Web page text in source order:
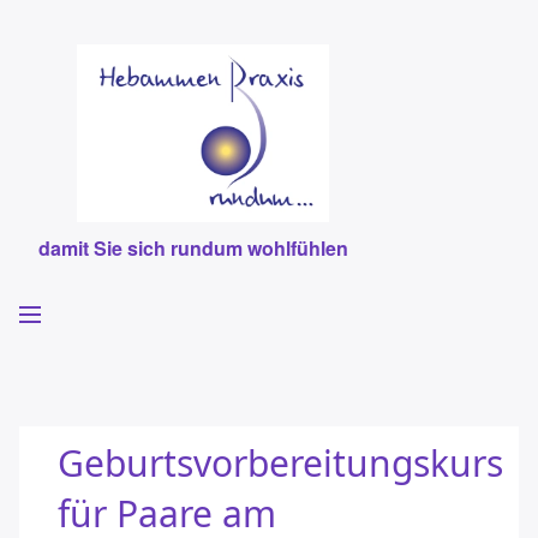
damit Sie sich rundum wohlfühlen
Leistungen
Team
Geburtsvorbereitungskurs
für Paare am